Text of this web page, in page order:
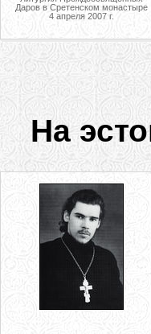
Даров в Сретенском монастыре
4 апреля 2007 г.
На